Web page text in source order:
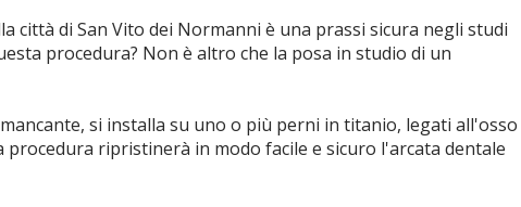
città di San Vito dei Normanni è una prassi sicura negli studi
procedura? Non è altro che la posa in studio di un
si installa su uno o più perni in titanio, legati all'osso
ripristinerà in modo facile e sicuro l'arcata dentale